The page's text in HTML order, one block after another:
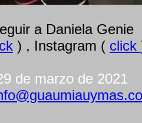
a Daniela
) , Instagram ( click
de marzo de 2021